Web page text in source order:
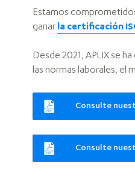
Estamos
ganar la certificación
Desde 2021, APLIX se
las normas laborales, el
Consulte
Consulte